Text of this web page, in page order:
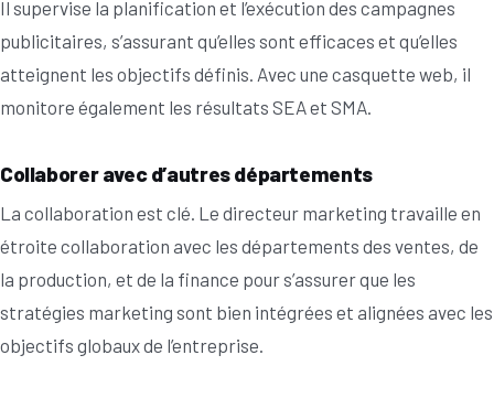
Il supervise la planification et l’exécution des campagnes
publicitaires, s’assurant qu’elles sont efficaces et qu’elles
atteignent les objectifs définis. Avec une casquette web, il
monitore également les résultats SEA et SMA.
Collaborer avec d’autres départements
La collaboration est clé. Le directeur marketing travaille en
étroite collaboration avec les départements des ventes, de
la production, et de la finance pour s’assurer que les
stratégies marketing sont bien intégrées et alignées avec les
objectifs globaux de l’entreprise.